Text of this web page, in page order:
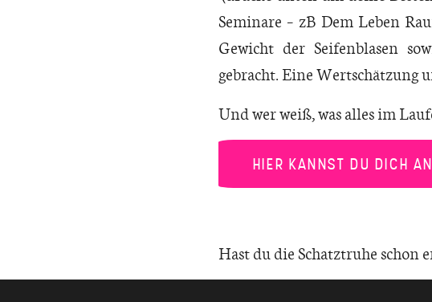
Seminare – zB Dem Leben
Gewicht der Seifenblasen
gebracht. Eine Wertschätzung
Und wer weiß, was alles im
HIER KANNST DU DICH
Hast du die Schatztruhe schon